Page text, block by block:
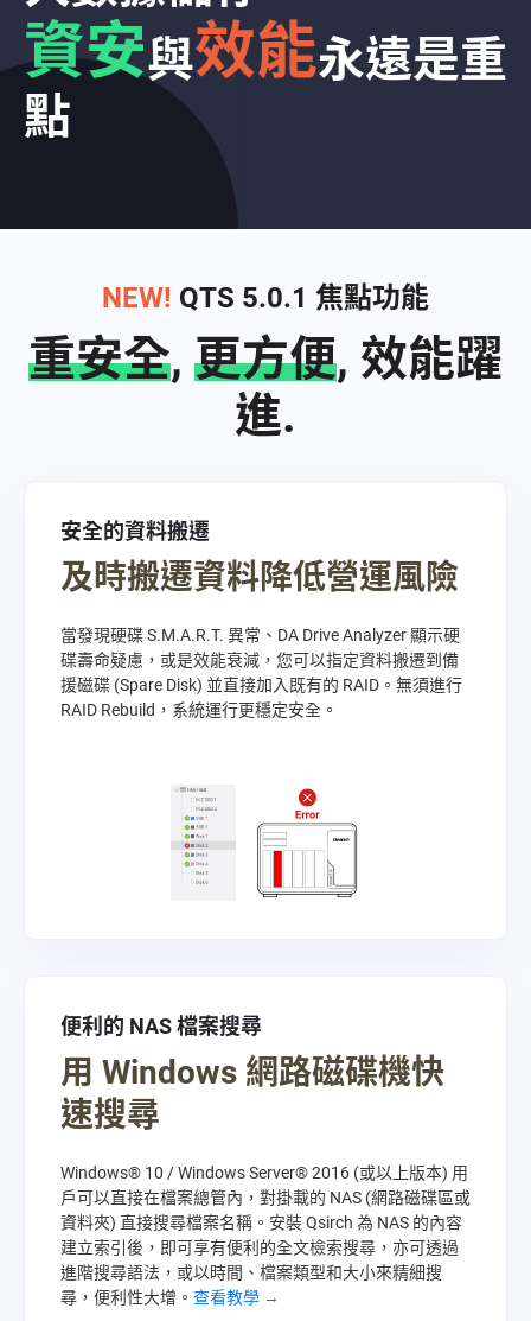
資安與效能永遠是重
點
NEW! QTS 5.0.1 焦點功能
重安全, 更方便, 效能躍
進.
安全的資料搬遷
及時搬遷資料降低營運風險
當發現硬碟 S.M.A.R.T. 異常、DA Drive Analyzer 顯示硬
碟壽命疑慮，或是效能衰減，您可以指定資料搬遷到備
援磁碟 (Spare Disk) 並直接加入既有的 RAID。無須進行
RAID Rebuild，系統運行更穩定安全。
便利的 NAS 檔案搜尋
用 Windows 網路磁碟機快
速搜尋
Windows® 10 / Windows Server® 2016 (或以上版本) 用
戶可以直接在檔案總管內，對掛載的 NAS (網路磁碟區或
資料夾) 直接搜尋檔案名稱。安裝 Qsirch 為 NAS 的內容
建立索引後，即可享有便利的全文檢索搜尋，亦可透過
進階搜尋語法，或以時間、檔案類型和大小來精細搜
尋，便利性大增。 查看教學 →